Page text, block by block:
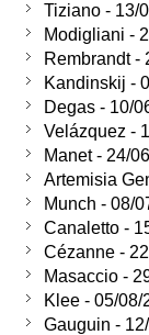
Tiziano - 13/
Modigliani -
Rembrandt -
Kandinskij -
Degas - 10/
Velázquez -
Manet - 24/
Artemisia
Munch - 08/
Canaletto -
Cézanne -
Masaccio -
Klee - 05/08/
Gauguin -